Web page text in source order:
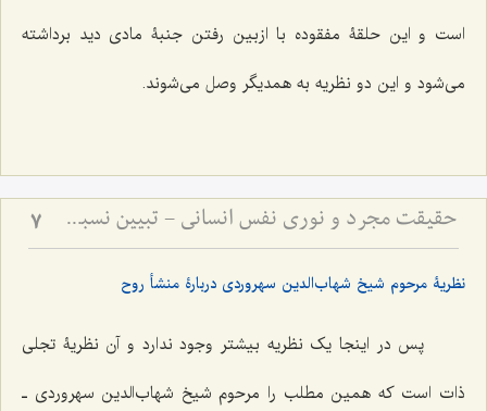
است و این حلقۀ مفقوده با ازبین رفتن جنبۀ مادى دید برداشته
مى‌شود و این دو نظریه به همدیگر وصل مى‌شوند.
حقیقت مجرد و نوری نفس انسانی - تبیین نسبت میان روح و ماده در دیدگاه عرفانی و فلسفی 7
نظریۀ‌ مرحوم شیخ شهاب‌الدین سهروردى دربارۀ منشأ روح
پس در اینجا یک نظریه بیشتر وجود ندارد و آن نظریۀ تجلى
ذات است که همین مطلب را مرحوم شیخ شهاب‌الدین سهروردى ـ